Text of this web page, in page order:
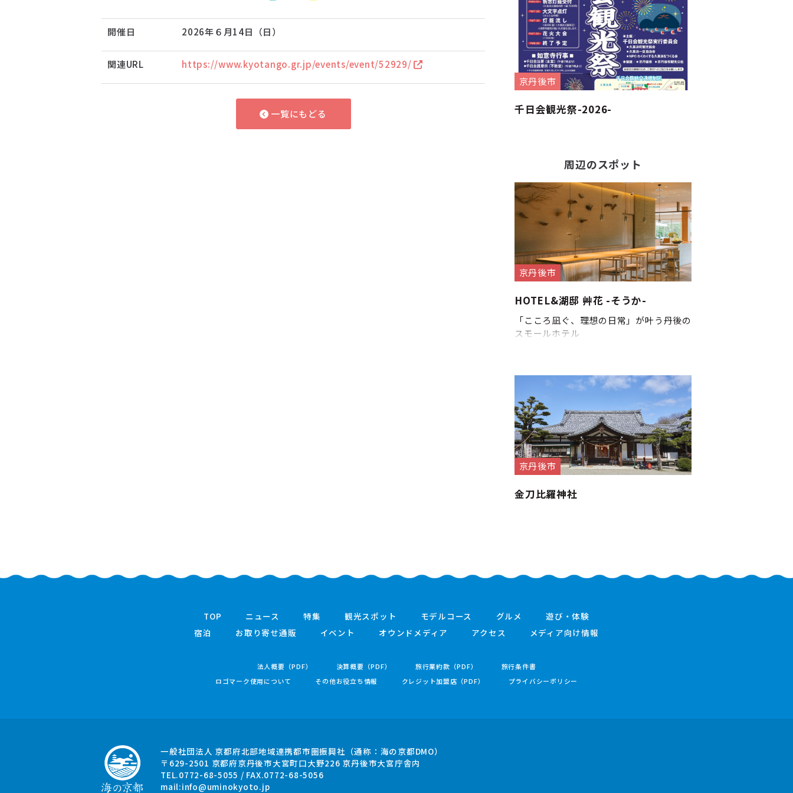
開催日 2026年６月14日（日）
関連URL https://www.kyotango.gr.jp/events/event/52929/
一覧にもどる
京丹後市
千日会観光祭-2026-
周辺のスポット
京丹後市
HOTEL&湖邸 艸花 -そうか-
「こころ凪ぐ、理想の日常」が叶う丹後の
スモールホテル
京丹後市
金刀比羅神社
TOP ニュース 特集 観光スポット モデルコース グルメ
遊び・体験
宿泊
お取り寄せ通販 イベント オウンドメディア アクセス メディア向け情報
法人概要（PDF） 決算概要（PDF） 旅行業約款（PDF）
旅行条件書
ロゴマーク使用について
その他お役立ち情報 クレジット加盟店（PDF） プライバシーポリシー
一般社団法人 京都府北部地域連携都市圏振興社 （通称：海の京都DMO）
〒629-2501 京都府京丹後市大宮町口大野226 京丹後市大宮庁舎内
TEL.0772-68-5055 / FAX.0772-68-5056
mail:info@uminokyoto.jp